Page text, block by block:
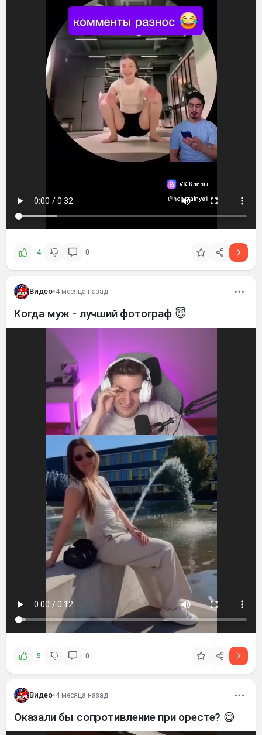
4 0
Видео•4 месяца назад
Когда муж - лучший фотограф 😇
5 0
Видео•4 месяца назад
Оказали бы сопротивление при оресте? 😋